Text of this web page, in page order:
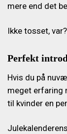
mere end det
Ikke tosset, var?
Perfekt
Hvis du på
meget erfaring
til kvinder en